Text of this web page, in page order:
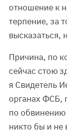
отношение к
терпение, за
высказаться,
Причина, по
сейчас стою
я Свидетель
органах ФСБ,
по
никто бы и не